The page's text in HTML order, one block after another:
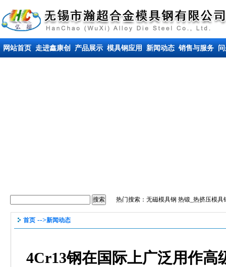
网站首页 走进鑫康创 产品展示 模具钢应用 新闻动态 销售与服务
热门搜索： 无磁模具钢 热锻_热挤压模具
首页 -->新闻动态
4Cr13钢在国际上广泛用作高